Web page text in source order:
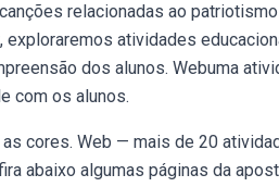
relacionadas ao
atividades
dos alunos. Webuma
com os alunos.
cores. Web — mais de 20
abaixo algumas páginas da